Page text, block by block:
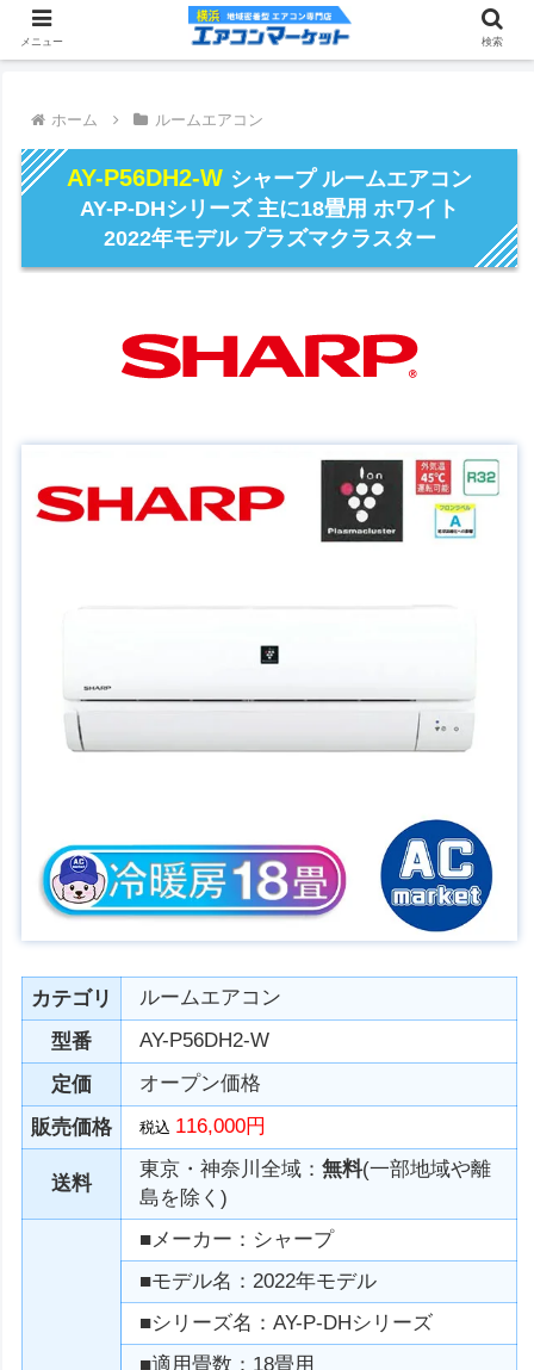
ホーム ルームエアコン
AY-P56DH2-W シャープ ルームエアコン
AY-P-DHシリーズ 主に18畳用 ホワイト
2022年モデル プラズマクラスター
カテゴリ
ルームエアコン
型番
AY-P56DH2-W
定価
オープン価格
販売価格
税込 116,000円
送料
東京・神奈川全域：無料(一部地域や離
島を除く)
■メーカー：シャープ
■モデル名：2022年モデル
■シリーズ名：AY-P-DHシリーズ
■適用畳数：18畳用
メニュー 検索